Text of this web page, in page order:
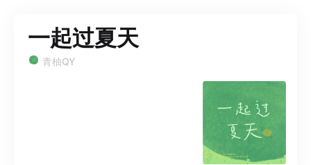
一起过夏天
青柚QY